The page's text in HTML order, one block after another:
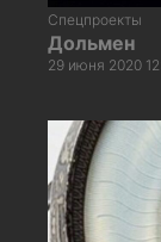
Спецпроекты
Дольмен
29 июня 2020